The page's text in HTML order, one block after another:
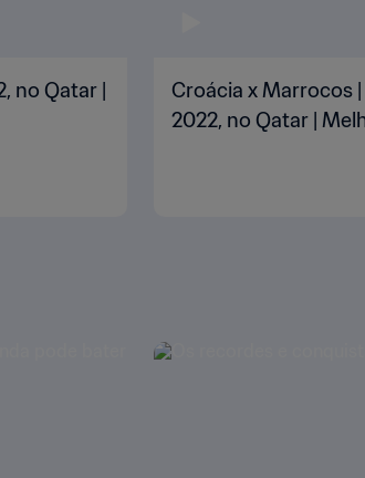
no Qatar |
Croácia x Marrocos
2022, no Qatar |